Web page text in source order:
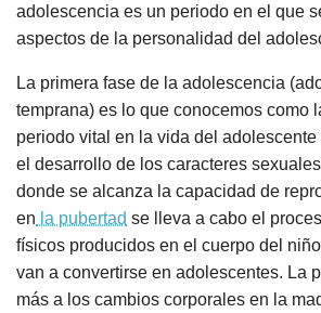
adolescencia es un periodo en el que
aspectos de la personalidad del
La primera fase de la adolescencia
temprana) es lo que conocemos como
periodo vital en la vida del
el desarrollo de los caracteres
donde se alcanza la capacidad de
en la pubertad se lleva a cabo el
físicos producidos en el cuerpo del
van a convertirse en adolescentes. La
más a los cambios corporales en la